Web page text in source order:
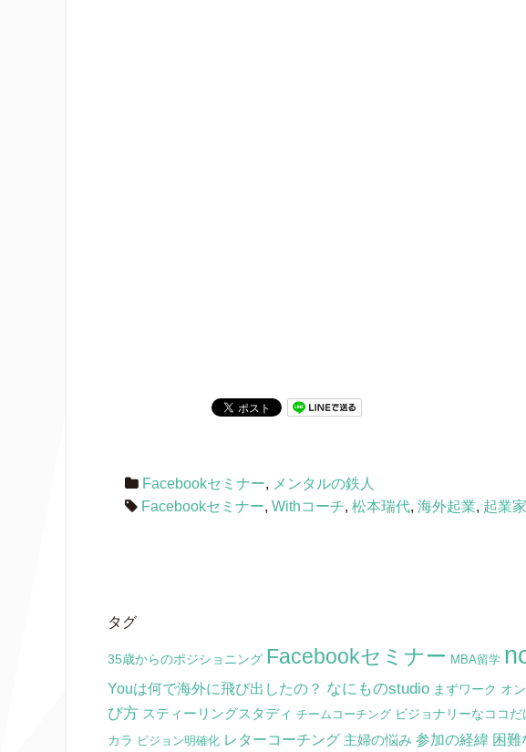
Facebookセミナー, メンタルの鉄人
Facebookセミナー, Withコーチ, 松本瑞代, 海外起業, 起業家
タグ
35歳からのポジショニング Facebookセミナー MBA留学
Youは何で海外に飛び出したの？ なにものstudio まずワーク オ
び方 スティーリングスタディ チームコーチング ビジョナリーなココ
カラ ビジョン明確化 レターコーチング 主婦の悩み 参加の経緯 困難